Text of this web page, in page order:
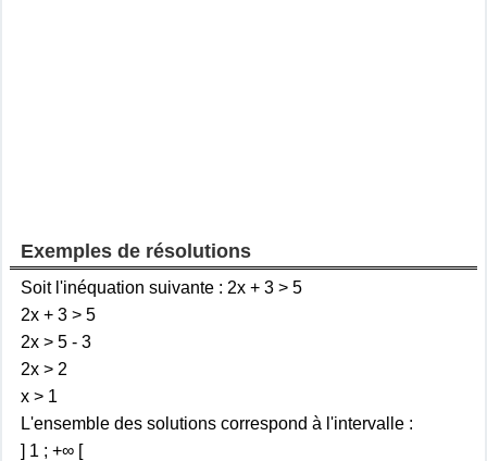
Exemples de résolutions
Soit l'inéquation suivante : 2x + 3 > 5
2x + 3 > 5
2x > 5 - 3
2x > 2
x > 1
L'ensemble des solutions correspond à l'intervalle :
] 1 ; +∞ [